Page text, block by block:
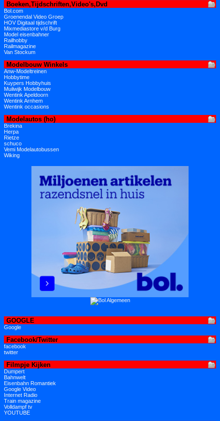
Boeken,Tijdschriften,Video's,Dvd
Bol.com
Groenendal Video Groep
HOV Digitaal tijdschrift
Mixmediastore v/d Burg
Model eisenbahner
Railhobby
Railmagazine
Van Stockum
Modelbouw Winkels
Anw-Modeltreinen
Hobbytime
Kuypers Hobbyhuis
Muilwijk Modelbouw
Wentink Apeldoorn
Wentink Arnhem
Wentink occasions
Modelautos (ho)
Brekina
Herpa
Rietze
schuco
Vemi Modelautobussen
Wiking
GOOGLE
Google
Facebook/Twitter
facebook
twitter
Filmpje Kijken
Dumpert
Bahnwelt
Eisenbahn Romantiek
Google Video
Internet Radio
Train magazine
Volldampf tv
YOUTUBE